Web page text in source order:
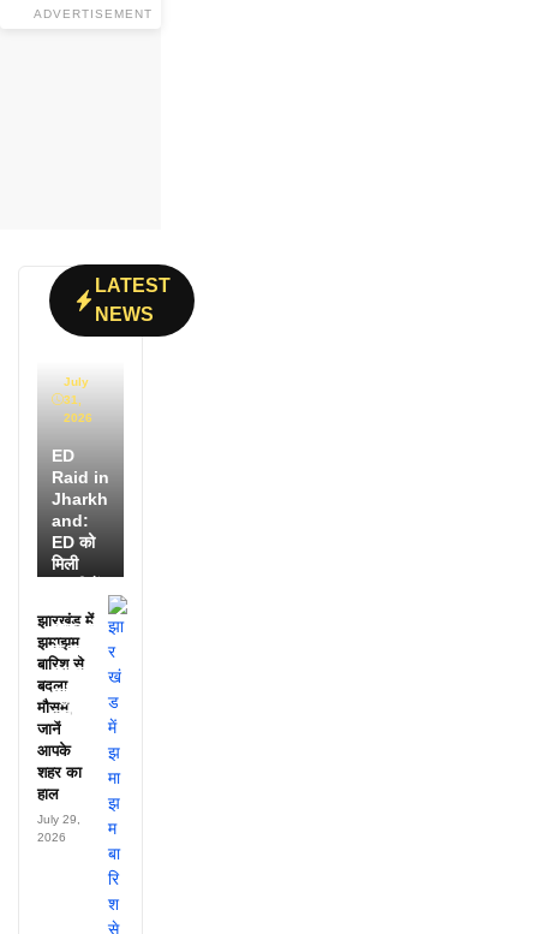
ADVERTISEMENT
LATEST
NEWS
July
31,
2026
ED
Raid in
Jharkh
and:
ED को
मिली
25
अफसरों
के नाम,
हर महीने
पहुंचते थे
लाखों!
झारखंड में
झमाझम
बारिश से
बदला
मौसम,
जानें
आपके
शहर का
हाल
July 29,
2026